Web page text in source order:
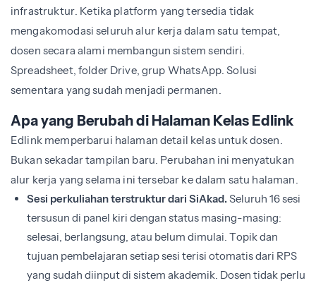
infrastruktur. Ketika platform yang tersedia tidak
mengakomodasi seluruh alur kerja dalam satu tempat,
dosen secara alami membangun sistem sendiri.
Spreadsheet, folder Drive, grup WhatsApp. Solusi
sementara yang sudah menjadi permanen.
Apa yang Berubah di Halaman Kelas Edlink
Edlink memperbarui halaman detail kelas untuk dosen.
Bukan sekadar tampilan baru. Perubahan ini menyatukan
alur kerja yang selama ini tersebar ke dalam satu halaman.
Sesi perkuliahan terstruktur dari SiAkad.Seluruh 16 sesi
tersusun di panel kiri dengan status masing-masing:
selesai, berlangsung, atau belum dimulai. Topik dan
tujuan pembelajaran setiap sesi terisi otomatis dari RPS
yang sudah diinput di sistem akademik. Dosen tidak perlu